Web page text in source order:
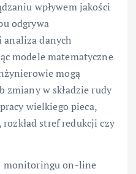
wpływem jakości
odgrywa
danych
modele matematyczne
mogą
zmiany w składzie rudy
wielkiego pieca,
stref redukcji czy
monitoringu on-line